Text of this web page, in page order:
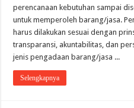
perencanaan kebutuhan sampai
untuk memperoleh barang/jasa.
harus dilakukan sesuai dengan
transparansi, akuntabilitas, dan
jenis pengadaan barang/jasa ...
Selengkapnya